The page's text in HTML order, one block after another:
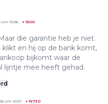
10:56 +1500
die garantie heb je niet.
en hij op de bank komt,
bijkomt waar de
lijntje mee heeft gehad.
om 10:57 +15730